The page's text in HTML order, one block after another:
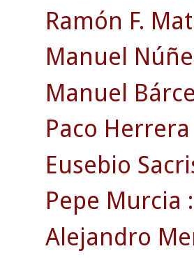
Ramón F.
Manuel
Manuel
Paco
Eusebio
Pepe Murcia
Alejandro